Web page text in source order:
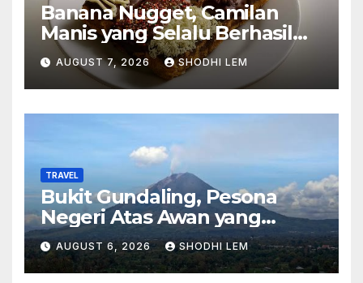
Banana Nugget, Camilan
Manis yang Selalu Berhasil
Menghadirkan Kebahagiaan
di Setiap Gigitan
AUGUST 7, 2026 SHODHI LEM
TRAVEL
Bukit Gundaling, Pesona
Negeri Atas Awan yang
Menyimpan Keindahan Alam
Berkesan
AUGUST 6, 2026 SHODHI LEM